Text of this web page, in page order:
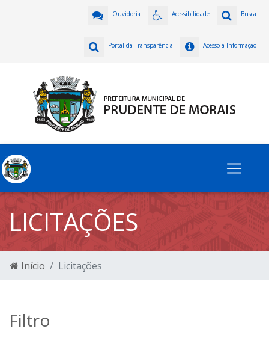
Busca
Acessibilidade
Ouvidoria
Acesso à Informação
Portal da Transparência
LICITAÇÕES
Início Licitações
Filtro